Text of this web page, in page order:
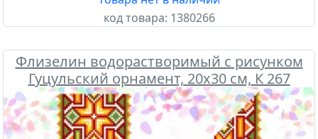
код товара: 1380266
Флизелин водорастворимый с рисунком
Гуцульский орнамент, 20х30 см, К 267
Confetti